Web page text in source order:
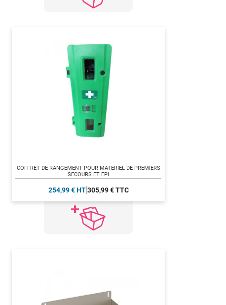
COFFRET DE RANGEMENT POUR MATÉRIEL DE PREMIERS
SECOURS ET EPI
254,99 € HT305,99 € TTC